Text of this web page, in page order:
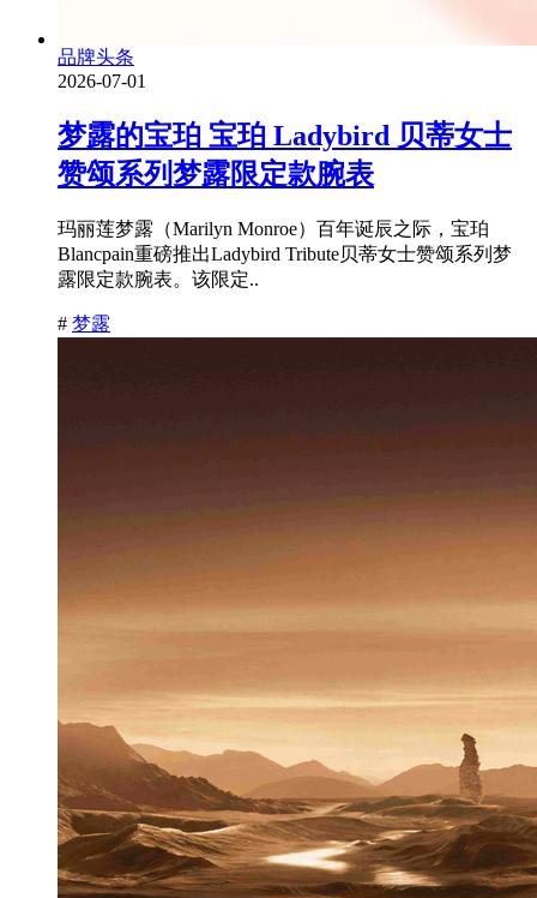
品牌头条
2026-07-01
梦露的宝珀 宝珀 Ladybird 贝蒂女士
赞颂系列梦露限定款腕表
玛丽莲梦露（Marilyn Monroe）百年诞辰之际，宝珀
Blancpain重磅推出Ladybird Tribute贝蒂女士赞颂系列梦
露限定款腕表。该限定..
# 梦露